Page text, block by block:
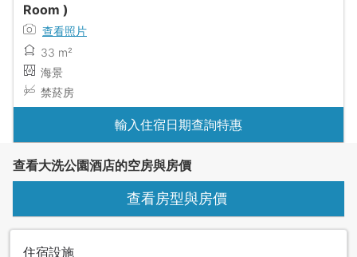
Room )
查看照片
33 m²
海景
禁菸房
輸入住宿日期查詢特惠
查看大洗公園酒店的空房與房價
查看房型與房價
住宿設施